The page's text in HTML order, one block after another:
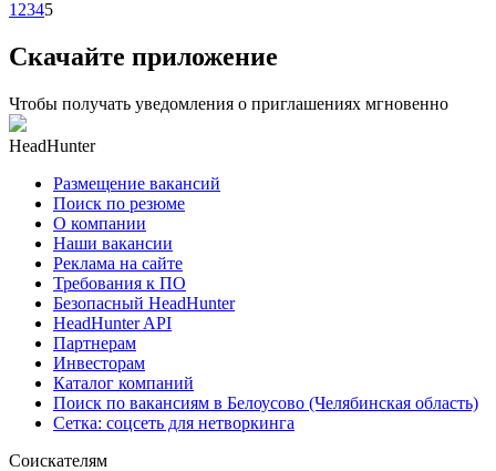
1 2345
Скачайте приложение
Чтобы получать уведомления о приглашениях мгновенно
HeadHunter
Размещение вакансий
Поиск по резюме
О компании
Наши вакансии
Реклама на сайте
Требования к ПО
Безопасный HeadHunter
HeadHunter API
Партнерам
Инвесторам
Каталог компаний
Поиск по вакансиям в Белоусово (Челябинская область)
Сетка: соцсеть для нетворкинга
Соискателям